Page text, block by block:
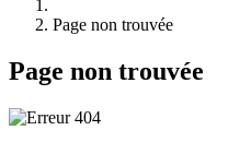
Page non trouvée
Page non trouvée